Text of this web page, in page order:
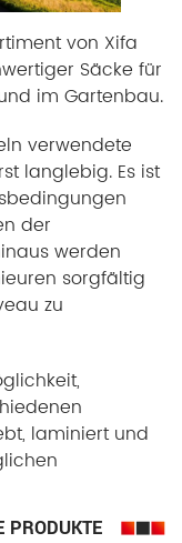
von Xifa
Säcke für
im Gartenbau.
verwendete
langlebig. Es ist
der
werden
sorgfältig
zu
laminiert und
PRODUKTE